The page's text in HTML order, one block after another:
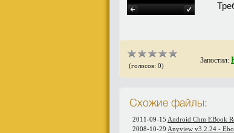
(голосов: 0)
Запостил:
Схожие файлы:
2011-09-15 Android Chm EBook
2008-10-29 Anyview v3.2.24 -